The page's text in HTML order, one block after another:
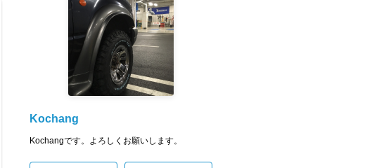
Kochang
Kochangです。よろしくお願いします。